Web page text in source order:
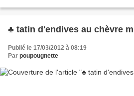
♣ tatin d'endives au chèvre
Publié le 17/03/2012 à 08:19
Par poupougnette